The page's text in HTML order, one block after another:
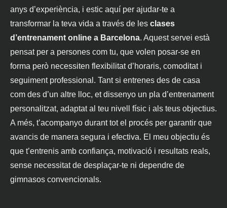
anys d’experiència, i estic aquí per ajudar-te a
transformar la teva vida a través de les clases
d’entrenament online a Barcelona. Aquest servei està
pensat per a persones com tu, que volen posar-se en
forma però necessiten flexibilitat d’horaris, comoditat i
seguiment professional. Tant si entrenes des de casa
com des d’un altre lloc, et dissenyo un pla d’entrenament
personalitzat, adaptat al teu nivell físic i als teus objectius.
A més, t’acompanyo durant tot el procés per garantir que
avancis de manera segura i efectiva. El meu objectiu és
que t’entrenis amb confiança, motivació i resultats reals,
sense necessitat de desplaçar-te ni dependre de
gimnasos convencionals.